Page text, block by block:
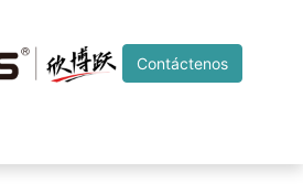
Contáctenos